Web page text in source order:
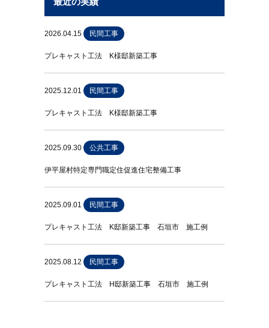
2026.04.15 民間工事
プレキャスト工法 K様邸新築工事
2025.12.01 民間工事
プレキャスト工法 K様邸新築工事
2025.09.30 公共工事
伊平屋村特定専門職定住促進住宅整備工事
2025.09.01 民間工事
プレキャスト工法 K邸新築工事 石垣市 施工例
2025.08.12 民間工事
プレキャスト工法 H邸新築工事 石垣市 施工例